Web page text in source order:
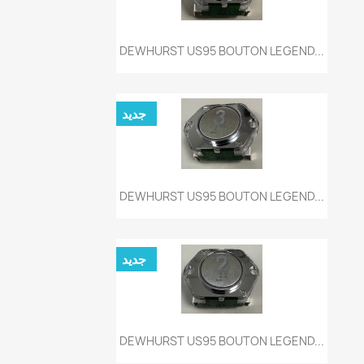
نظرة سريعة
DEWHURST US95 BOUTON LEGEND...
نظرة سريعة
DEWHURST US95 BOUTON LEGEND...
جديد
نظرة سريعة
DEWHURST US95 BOUTON LEGEND...
جديد